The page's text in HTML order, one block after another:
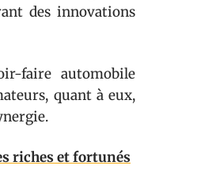
des innovations
faire automobile
quant à eux,
riches et fortunés